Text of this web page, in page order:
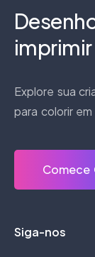
imprimir
Explore sua
para colorir
Comece
Siga-nos